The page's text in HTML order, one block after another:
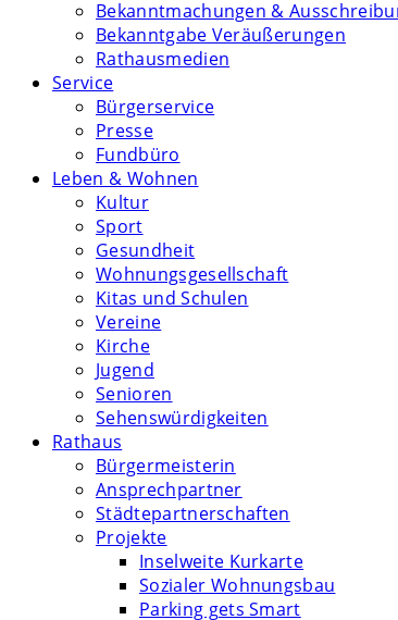
Bekanntmachungen &
Bekanntgabe Veräußerungen
Rathausmedien
Service
Bürgerservice
Presse
Fundbüro
Leben & Wohnen
Kultur
Sport
Gesundheit
Wohnungsgesellschaft
Kitas und Schulen
Vereine
Kirche
Jugend
Senioren
Sehenswürdigkeiten
Rathaus
Bürgermeisterin
Ansprechpartner
Städtepartnerschaften
Projekte
Inselweite Kurkarte
Sozialer Wohnungsbau
Parking gets Smart